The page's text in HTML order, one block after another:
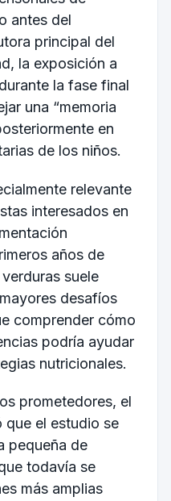
antes del
principal del
la exposición a
la fase final
una “memoria
en
de los niños.
relevante
interesados en
años de
suele
desafíos
comprender cómo
podría ayudar
nutricionales.
prometedores, el
el estudio se
pequeña de
todavía se
más amplias